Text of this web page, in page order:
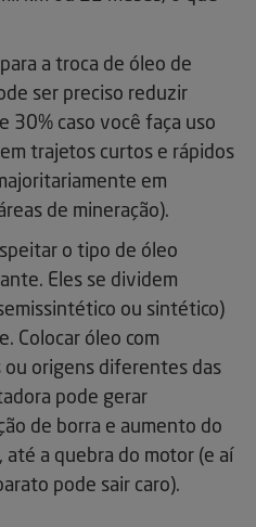
a troca de óleo de
ser preciso reduzir
30% caso você faça uso
trajetos curtos e rápidos
em
de mineração).
o tipo de óleo
Eles se dividem
ou sintético)
Colocar óleo com
ou origens diferentes das
pode gerar
de borra e aumento do
a quebra do motor (e aí
pode sair caro).